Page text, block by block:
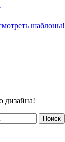
шаблоны!
дизайна!